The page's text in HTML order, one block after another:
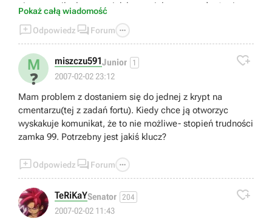
nie wystąpił, ale nawet jak bym miał tego save`a (a nie
mam) to by mi się nie chciało taki kawał od nowa
przechodzić. Nie znacie może jakiegoś sposobu aby tu
zaradzić, na przykład jak w problemie wyżej (który też u
mnie wystąpił) za pomocą konsoli??? Błagam o jakąś
pomoc :(. Aha - patche nic mi nie dały.
Pokaż całą wiadomość
Odpowiedz  Forum 
M
❓
miszczu591Junior 1
2007-02-02 23:12

Mam problem z dostaniem się do jednej z krypt na
cmentarzu(tej z zadań fortu). Kiedy chce ją otworzyc
wyskakuje komunikat, że to nie możliwe- stopień trudności
zamka 99. Potrzebny jest jakiś klucz?
Odpowiedz  Forum 
TeRiKaYSenator 204
2007-02-02 11:43
